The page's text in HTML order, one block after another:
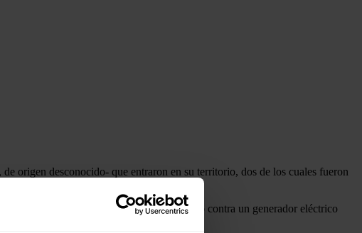
origen desconocido- que entraron en su territorio, dos de los cuales fueron
con éxito, mientras que el tercero impactó contra un generador eléctrico